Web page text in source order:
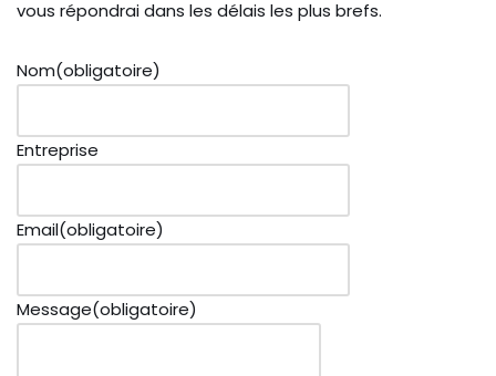
vous répondrai dans les délais les plus brefs.
Nom(obligatoire)
Entreprise
Email(obligatoire)
Message(obligatoire)